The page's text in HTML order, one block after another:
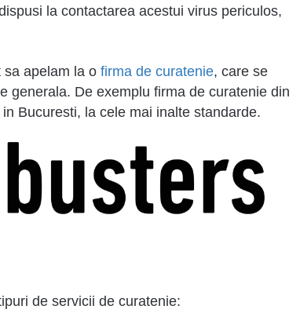
la contactarea acestui virus periculos,
sa apelam la o firma de curatenie, care se
generala. De exemplu firma de curatenie din
Bucuresti, la cele mai inalte standarde.
de servicii de curatenie: